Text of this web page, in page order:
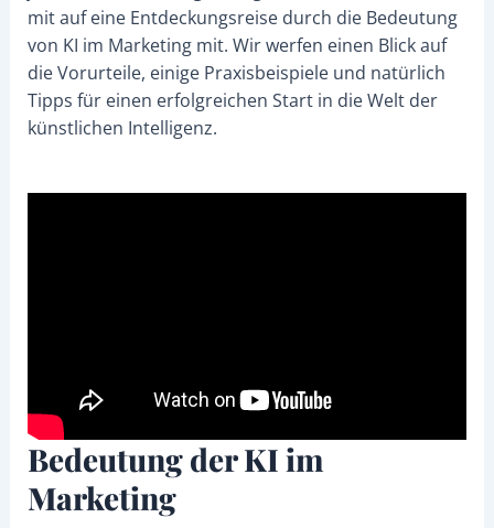
mit auf eine Entdeckungsreise durch die Bedeutung
von KI im Marketing mit. Wir werfen einen Blick auf
die Vorurteile, einige Praxisbeispiele und natürlich
Tipps für einen erfolgreichen Start in die Welt der
künstlichen Intelligenz.
Bedeutung der KI im
Marketing